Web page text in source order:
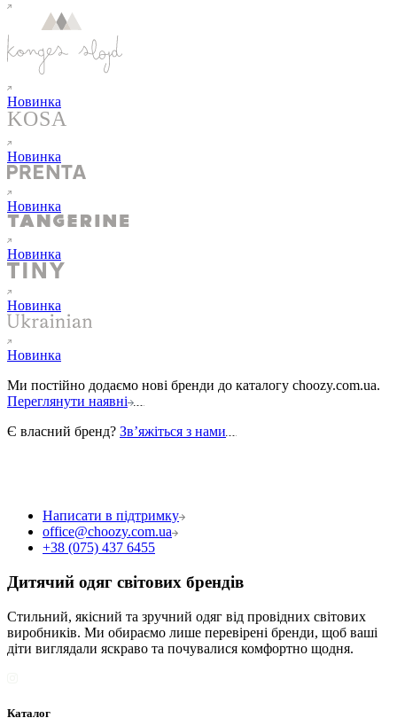
Новинка
Новинка
Новинка
Новинка
Новинка
Новинка
Ми постійно додаємо нові бренди до каталогу choozy.com.ua.
Переглянути наявні
Є власний бренд? Звʼяжіться з нами
Написати в підтримку
office@choozy.com.ua
+38 (075) 437 6455
Дитячий одяг світових брендів
Стильний, якісний та зручний одяг від провідних світових
виробників. Ми обираємо лише перевірені бренди, щоб ваші
діти виглядали яскраво та почувалися комфортно щодня.
Каталог